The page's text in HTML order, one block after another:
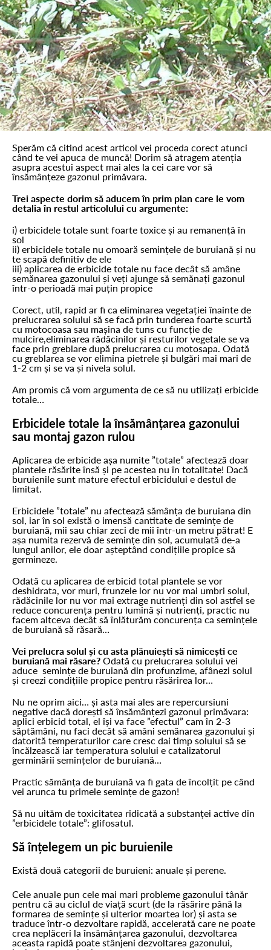
Sperăm că citind acest articol vei proceda corect atunci
când te vei apuca de muncă! Dorim să atragem atenția
asupra acestui aspect mai ales la cei care vor să
însămânțeze gazonul primăvara.
Trei aspecte dorim să aducem în prim plan care le vom
detalia în restul articolului cu argumente:
i) erbicidele totale sunt foarte toxice și au remanență în
sol
ii) erbicidele totale nu omoară semințele de buruiană și nu
te scapă definitiv de ele
iii) aplicarea de erbicide totale nu face decât să amâne
semănarea gazonului și veți ajunge să semănați gazonul
într-o perioadă mai puțin propice
Corect, util, rapid ar fi ca eliminarea vegetației înainte de
prelucrarea solului să se facă prin tunderea foarte scurtă
cu motocoasa sau mașina de tuns cu funcție de
mulcire,eliminarea rădăcinilor și resturilor vegetale se va
face prin greblare după prelucrarea cu motosapa. Odată
cu greblarea se vor elimina pietrele și bulgări mai mari de
1-2 cm și se va și nivela solul.
Am promis că vom argumenta de ce să nu utilizați erbicide
totale…
Erbicidele totale la însămânțarea gazonului
sau montaj gazon rulou
Aplicarea de erbicide așa numite ”totale” afectează doar
plantele răsărite însă și pe acestea nu în totalitate! Dacă
buruienile sunt mature efectul erbicidului e destul de
limitat.
Erbicidele ”totale” nu afectează sămânța de buruiana din
sol, iar în sol există o imensă cantitate de semințe de
buruiană, mii sau chiar zeci de mii într-un metru pătrat! E
așa numita rezervă de semințe din sol, acumulată de-a
lungul anilor, ele doar așteptând condițiile propice să
germineze.
Odată cu aplicarea de erbicid total plantele se vor
deshidrata, vor muri, frunzele lor nu vor mai umbri solul,
rădăcinile lor nu vor mai extrage nutrienți din sol astfel se
reduce concurența pentru lumină și nutrienți, practic nu
facem altceva decât să înlăturăm concurența ca semințele
de buruiană să răsară…
Vei prelucra solul și cu asta plănuiești să nimicești ce
buruiană mai răsare? Odată cu prelucrarea solului vei
aduce semințe de buruiană din profunzime, afânezi solul
și creezi condițiile propice pentru răsărirea lor…
Nu ne oprim aici… și asta mai ales are repercursiuni
negative dacă dorești să însămânțezi gazonul primăvara:
aplici erbicid total, el își va face ”efectul” cam în 2-3
săptămâni, nu faci decât să amâni semănarea gazonului și
datorită temperaturilor care cresc dai timp solului să se
încălzească iar temperatura solului e catalizatorul
germinării semințelor de buruiană…
Practic sămânța de buruiană va fi gata de încolțit pe când
vei arunca tu primele semințe de gazon!
Să nu uităm de toxicitatea ridicată a substanței active din
”erbicidele totale”: glifosatul.
Să înțelegem un pic buruienile
Există două categorii de buruieni: anuale și perene.
Cele anuale pun cele mai mari probleme gazonului tânăr
pentru că au ciclul de viață scurt (de la răsărire până la
formarea de semințe și ulterior moartea lor) și asta se
traduce într-o dezvoltare rapidă, accelerată care ne poate
crea neplăceri la însămânțarea gazonului, dezvoltarea
aceasta rapidă poate stânjeni dezvoltarea gazonului,